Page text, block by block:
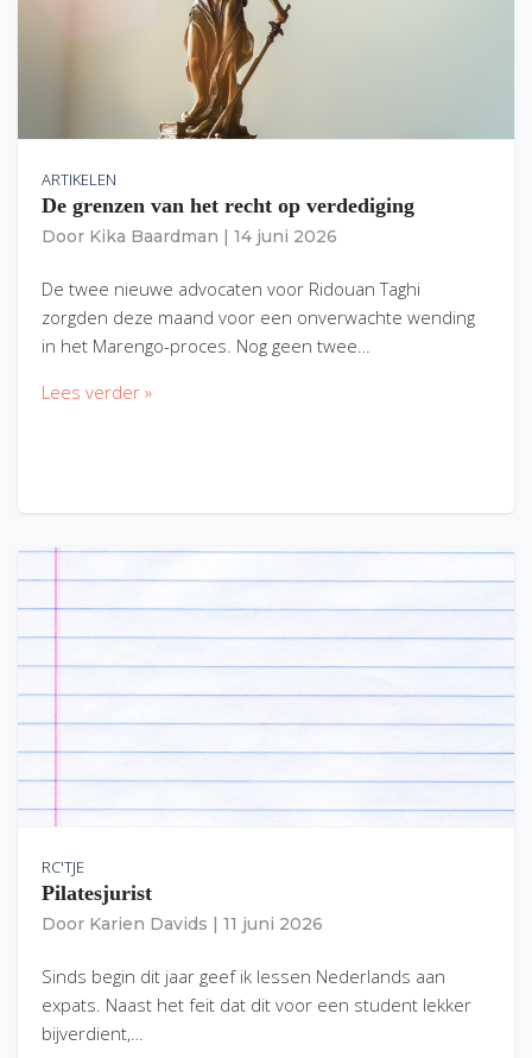
ARTIKELEN
De grenzen van het recht op verdediging
Door Kika Baardman 14 juni 2026
De twee nieuwe advocaten voor Ridouan Taghi
zorgden deze maand voor een onverwachte wending
in het Marengo-proces. Nog geen twee…
Lees verder »
RC'TJE
Pilatesjurist
Door Karien Davids 11 juni 2026
Sinds begin dit jaar geef ik lessen Nederlands aan
expats. Naast het feit dat dit voor een student lekker
bijverdient,…